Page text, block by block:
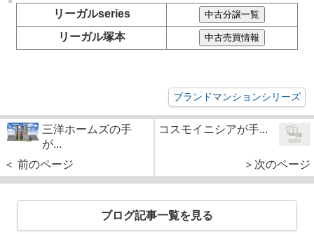
リーガルseries
リーガル塚本
ブランドマンションシリーズ
三洋ホームズの手
が...
＜ 前のページ
コスモイニシアが手...
＞次のページ
ブログ記事一覧を見る